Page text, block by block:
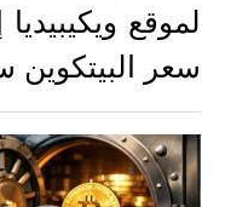
لموقع
سعر